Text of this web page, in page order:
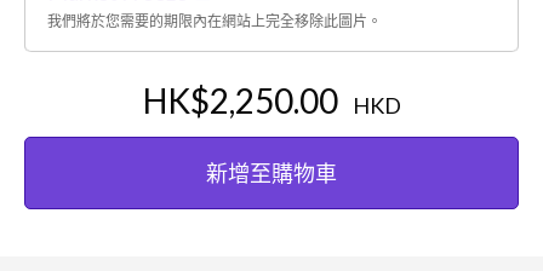
我們將於您需要的期限內在網站上完全移除此圖片。
HK$2,250.00 HKD
新增至購物車